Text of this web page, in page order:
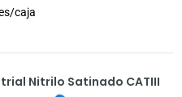
caja
Nitrilo Satinado CATIII